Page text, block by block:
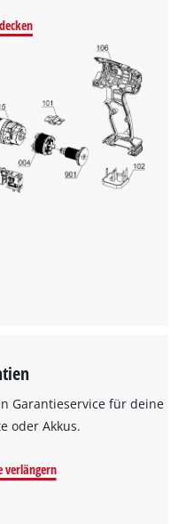
deine Zustimmung, um
laden zu können!
not permitted to load due
are not disclosed to the
Garantieservice für deine
oder Akkus.
verlängern